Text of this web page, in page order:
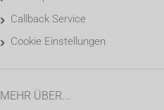
Callback Service
Cookie Einstellungen
MEHR ÜBER...